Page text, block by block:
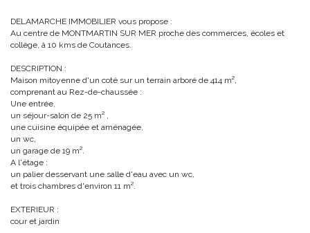
DELAMARCHE IMMOBILIER vous propose :
Au centre de MONTMARTIN SUR MER proche des commerces, écoles et
collège, à 10 kms de Coutances.
DESCRIPTION :
Maison mitoyenne d'un coté sur un terrain arboré de 414 m²,
comprenant au Rez-de-chaussée :
Une entrée,
un séjour-salon de 25 m² ,
une cuisine équipée et aménagée,
un wc,
un garage de 19 m².
A l'étage :
un palier desservant une salle d'eau avec un wc,
et trois chambres d'environ 11 m².
EXTERIEUR :
cour et jardin